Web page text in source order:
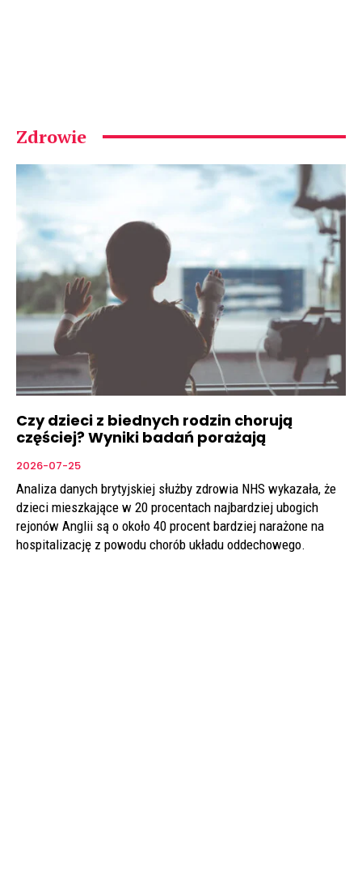
Zdrowie
Czy dzieci z biednych rodzin chorują
częściej? Wyniki badań porażają
2026-07-25
Analiza danych brytyjskiej służby zdrowia NHS wykazała, że
dzieci mieszkające w 20 procentach najbardziej ubogich
rejonów Anglii są o około 40 procent bardziej narażone na
hospitalizację z powodu chorób układu oddechowego.